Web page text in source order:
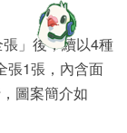
」後，續以4種
張1張，內含面
圖案簡介如